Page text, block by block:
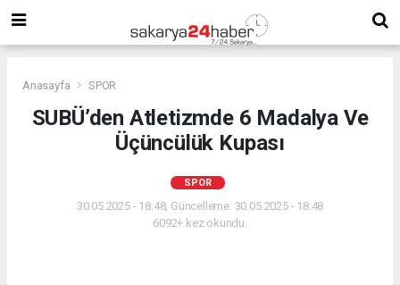
Anasayfa SPOR
SUBÜ’den Atletizmde 6 Madalya Ve
Üçüncülük Kupası
SPOR
30.05.2025 - 18:48, Güncelleme: 30.05.2025 - 18:48
6092+ kez okundu.